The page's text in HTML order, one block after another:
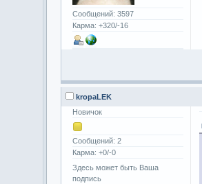
Сообщений: 3597
Карма: +320/-16
kropaLEK
Новичок
Сообщений: 2
Карма: +0/-0
Здесь может быть Ваша
подпись